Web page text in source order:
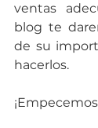
ventas
blog te
de su
hacerlos.